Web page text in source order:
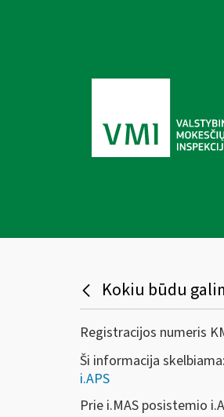
Kokiu būdu
Registracijos numeris
Ši informacija skelbiama:
i.APS
Prie i.MAS posistemio